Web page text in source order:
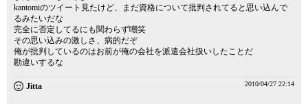
kantomiのツイート見たけど、まだ資格について批判されてると思い込んで
るみたいだな
完全に否定してるにも関わらず嘲笑
その思い込みの激しさ、病的だぞ
俺が批判しているのはお前が俺の会社を派遣会社扱いしたことだ
勘違いするな
Jitta 2010/04/27 22:14